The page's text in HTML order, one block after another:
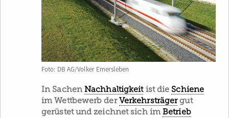
Foto: DB AG/Volker Emersleben
In Sachen Nachhaltigkeitist die Schiene
im Wettbewerb derVerkehrsträgergut
gerüstet und zeichnet sich imBetrieb